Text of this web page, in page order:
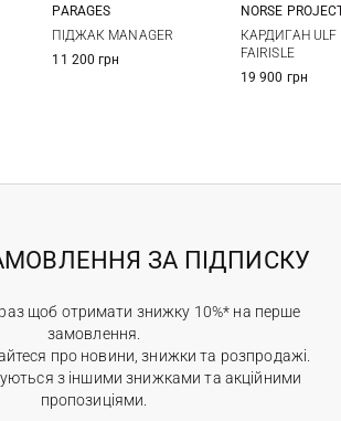
PARAGES
ПІДЖАК MANAGER
11 200 грн
NORSE
КАРДИГАН ULF
FAIRISLE
19 900 грн
ЗА ПІДПИСКУ
щоб отримати знижку 10%* на перше
замовлення.
про новини, знижки та розпродажі.
з іншими знижками та акційними
пропозиціями.